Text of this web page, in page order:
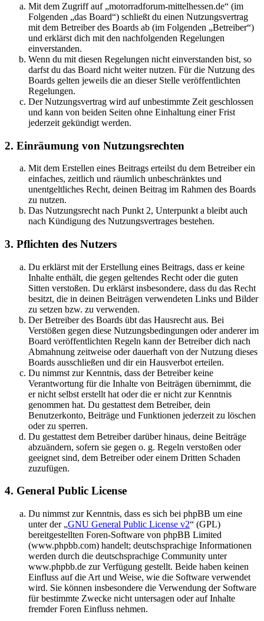
Mit dem Zugriff auf „motorradforum-mittelhessen.de“ (im
Folgenden „das Board“) schließt du einen Nutzungsvertrag
mit dem Betreiber des Boards ab (im Folgenden „Betreiber“)
und erklärst dich mit den nachfolgenden Regelungen
einverstanden.
Wenn du mit diesen Regelungen nicht einverstanden bist, so
darfst du das Board nicht weiter nutzen. Für die Nutzung des
Boards gelten jeweils die an dieser Stelle veröffentlichten
Regelungen.
Der Nutzungsvertrag wird auf unbestimmte Zeit geschlossen
und kann von beiden Seiten ohne Einhaltung einer Frist
jederzeit gekündigt werden.
2. Einräumung von Nutzungsrechten
Mit dem Erstellen eines Beitrags erteilst du dem Betreiber ein
einfaches, zeitlich und räumlich unbeschränktes und
unentgeltliches Recht, deinen Beitrag im Rahmen des Boards
zu nutzen.
Das Nutzungsrecht nach Punkt 2, Unterpunkt a bleibt auch
nach Kündigung des Nutzungsvertrages bestehen.
3. Pflichten des Nutzers
Du erklärst mit der Erstellung eines Beitrags, dass er keine
Inhalte enthält, die gegen geltendes Recht oder die guten
Sitten verstoßen. Du erklärst insbesondere, dass du das Recht
besitzt, die in deinen Beiträgen verwendeten Links und Bilder
zu setzen bzw. zu verwenden.
Der Betreiber des Boards übt das Hausrecht aus. Bei
Verstößen gegen diese Nutzungsbedingungen oder anderer im
Board veröffentlichten Regeln kann der Betreiber dich nach
Abmahnung zeitweise oder dauerhaft von der Nutzung dieses
Boards ausschließen und dir ein Hausverbot erteilen.
Du nimmst zur Kenntnis, dass der Betreiber keine
Verantwortung für die Inhalte von Beiträgen übernimmt, die
er nicht selbst erstellt hat oder die er nicht zur Kenntnis
genommen hat. Du gestattest dem Betreiber, dein
Benutzerkonto, Beiträge und Funktionen jederzeit zu löschen
oder zu sperren.
Du gestattest dem Betreiber darüber hinaus, deine Beiträge
abzuändern, sofern sie gegen o. g. Regeln verstoßen oder
geeignet sind, dem Betreiber oder einem Dritten Schaden
zuzufügen.
4. General Public License
Du nimmst zur Kenntnis, dass es sich bei phpBB um eine
unter der „GNU General Public License v2“ (GPL)
bereitgestellten Foren-Software von phpBB Limited
(www.phpbb.com) handelt; deutschsprachige Informationen
werden durch die deutschsprachige Community unter
www.phpbb.de zur Verfügung gestellt. Beide haben keinen
Einfluss auf die Art und Weise, wie die Software verwendet
wird. Sie können insbesondere die Verwendung der Software
für bestimmte Zwecke nicht untersagen oder auf Inhalte
fremder Foren Einfluss nehmen.